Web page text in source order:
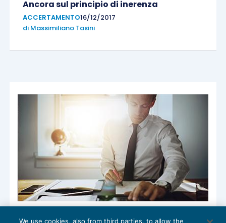
Ancora sul principio di inerenza
ACCERTAMENTO16/12/2017
di Massimiliano Tasini
L’ISA Italia 700 aggiorna la relazione del
We use cookies, also from third parties, to allow the